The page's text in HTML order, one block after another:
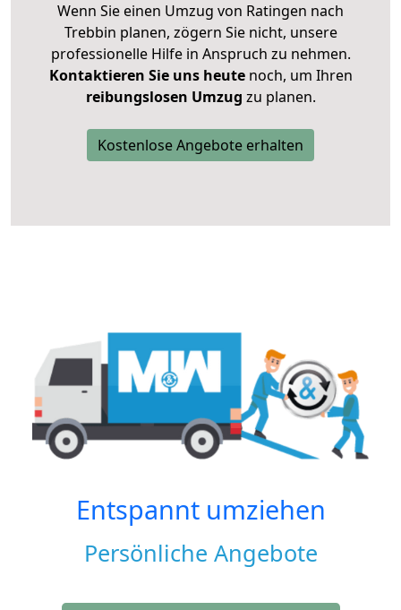
Wenn Sie einen Umzug von Ratingen nach
Trebbin planen, zögern Sie nicht, unsere
professionelle Hilfe in Anspruch zu nehmen.
Kontaktieren Sie uns heutenoch, um Ihren
reibungslosen Umzug zu planen.
Kostenlose Angebote erhalten
Entspannt umziehen
Persönliche Angebote